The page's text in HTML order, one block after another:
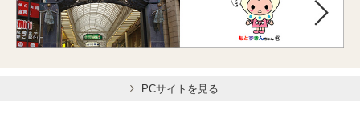
PCサイトを見る